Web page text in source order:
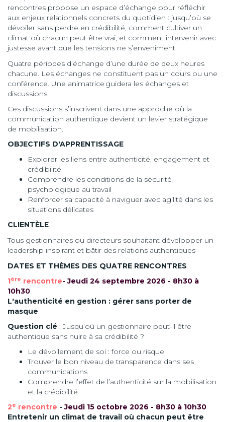
rencontres propose un espace d’échange pour réfléchir
aux enjeux relationnels concrets du quotidien : jusqu’où se
dévoiler sans perdre en crédibilité, comment cultiver un
climat où chacun peut être vrai, et comment intervenir avec
justesse avant que les tensions ne s’enveniment.
Quatre périodes d’échange d’une durée de deux heures
chacune. Les échanges ne constituent pas un cours ou une
conférence. Une animatrice guidera les échanges et
discussions.
Ces discussions s’inscrivent dans une approche où la
communication authentique devient un levier stratégique
de mobilisation.
OBJECTIFS D'APPRENTISSAGE
Explorer les liens entre authenticité, engagement et
crédibilité
Comprendre les conditions de la sécurité
psychologique au travail
Renforcer sa capacité à naviguer avec agilité dans les
situations délicates
CLIENTÈLE
Tous gestionnaires ou directeurs souhaitant développer un
leadership inspirant et bâtir des relations authentiques
DATES ET THÈMES DES QUATRE RENCONTRES
1ère rencontre- Jeudi 24 septembre 2026 - 8h30 à
10h30
L'authenticité en gestion : gérer sans porter de
masque
Question clé : Jusqu’où un gestionnaire peut-il être
authentique sans nuire à sa crédibilité ?
Le dévoilement de soi : force ou risque
Trouver le bon niveau de transparence dans ses
communications
Comprendre l’effet de l’authenticité sur la mobilisation
et la crédibilité
2e rencontre -Jeudi 15 octobre 2026 - 8h30 à 10h30
Entretenir un climat de travail où chacun peut être